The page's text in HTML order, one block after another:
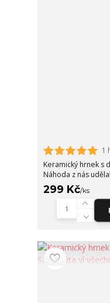
1
Keramický hrnek s
Náhoda z nás
299 Kč/ks